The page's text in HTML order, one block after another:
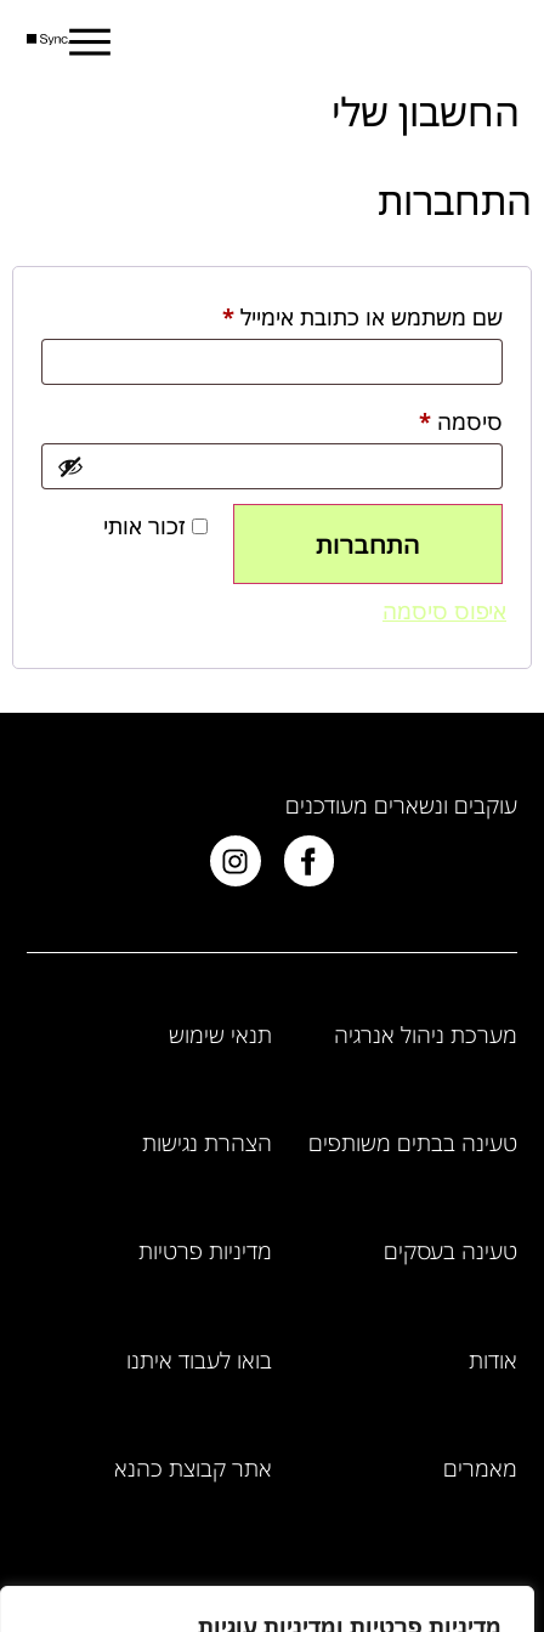
החשבון שלי
התחברות
שם משתמש או כתובת אימייל *
סיסמה *
זכור אותי
התחברות
איפוס סיסמה
עוקבים ונשארים מעודכנים
מערכת ניהול אנרגיה
טעינה בבתים משותפים
טעינה בעסקים
אודות
מאמרים
תנאי שימוש
הצהרת נגישות
מדיניות פרטיות
בואו לעבוד איתנו
אתר קבוצת כהנא